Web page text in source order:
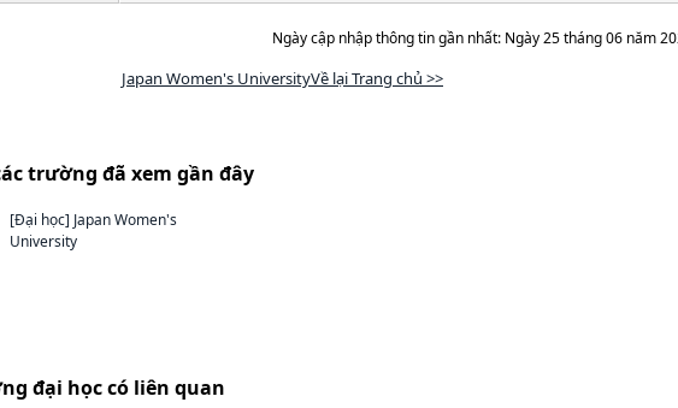
Ngày cập nhập thông tin gần nhất: Ngày 25 tháng 06 năm
Japan Women's UniversityVề lại Trang chủ >>
trường đã xem gần đây
[Đại học] Japan Women's
University
đại học có liên quan